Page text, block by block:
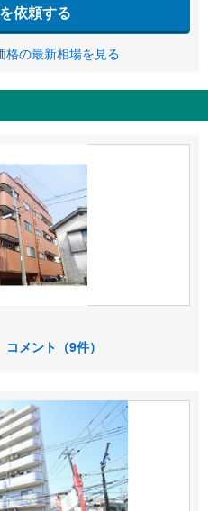
依頼する
格の最新相場を見る
コメント（9件）